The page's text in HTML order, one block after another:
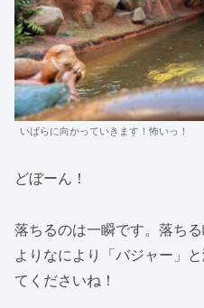
いばらに向かっていきます！怖いっ！
どぼーん！
落ちるのは一瞬です。落ち
よりなにより「バジャー」
てくださいね！